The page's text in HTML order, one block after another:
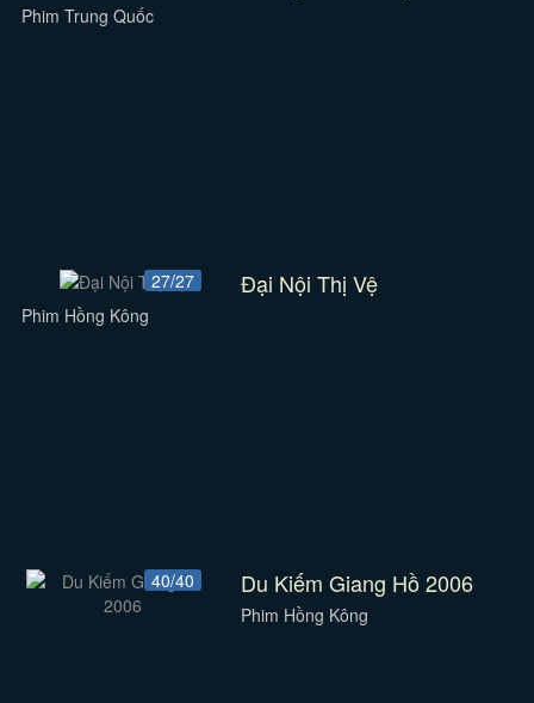
Phim Trung Quốc
27/27 Đại Nội Thị Vệ
Phim Hồng Kông
40/40 Du Kiếm Giang Hồ 2006
Phim Hồng Kông